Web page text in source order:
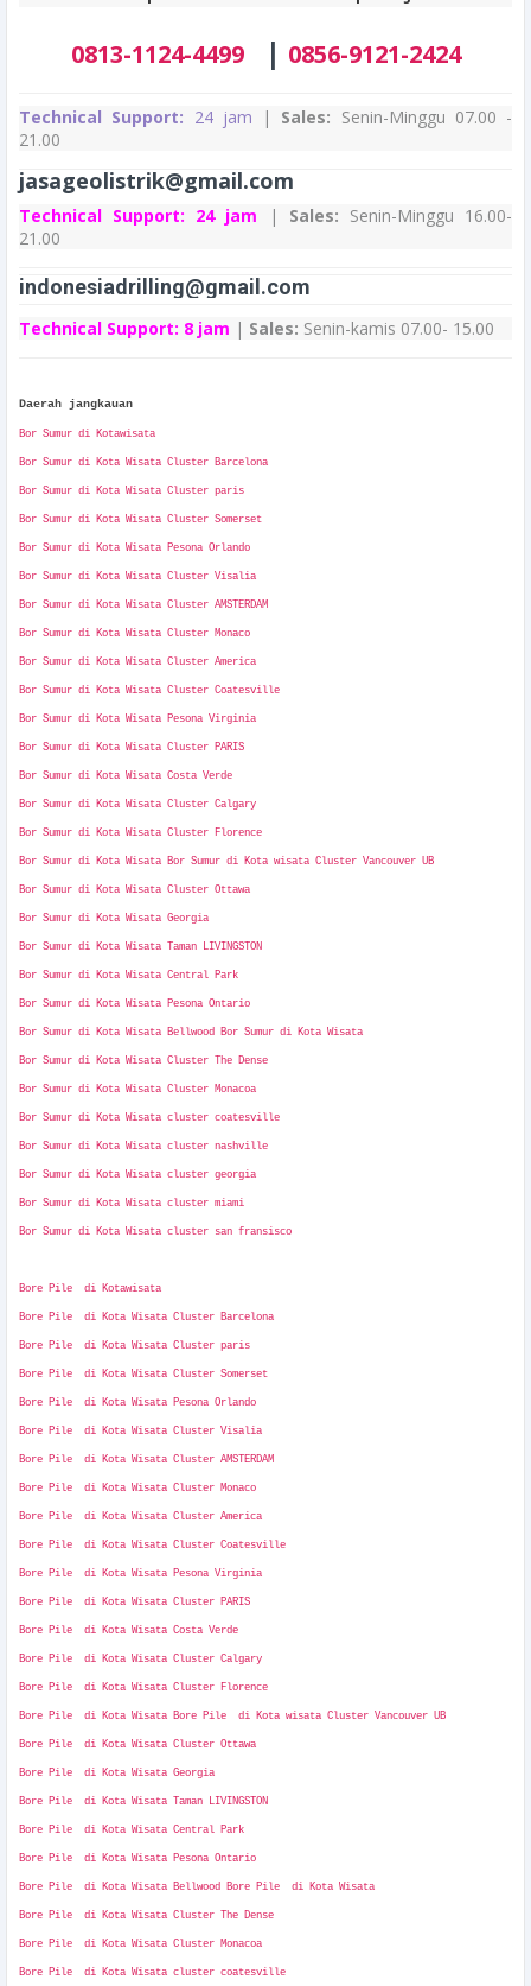
0813-1124-4499| 0856-9121-2424
Technical Support: 24 jam | Sales: Senin-Minggu 07.00 -
21.00
jasageolistrik@gmail.com
Technical Support: 24 jam | Sales: Senin-Minggu 16.00-
21.00
indonesiadrilling@gmail.com
Technical Support: 8 jam | Sales: Senin-kamis 07.00- 15.00
Daerah jangkauan
Bor Sumur di Kotawisata
Bor Sumur di Kota Wisata Cluster Barcelona
Bor Sumur di Kota Wisata Cluster paris
Bor Sumur di Kota Wisata Cluster Somerset
Bor Sumur di Kota Wisata Pesona Orlando
Bor Sumur di Kota Wisata Cluster Visalia
Bor Sumur di Kota Wisata Cluster AMSTERDAM
Bor Sumur di Kota Wisata Cluster Monaco
Bor Sumur di Kota Wisata Cluster America
Bor Sumur di Kota Wisata Cluster Coatesville
Bor Sumur di Kota Wisata Pesona Virginia
Bor Sumur di Kota Wisata Cluster PARIS
Bor Sumur di Kota Wisata Costa Verde
Bor Sumur di Kota Wisata Cluster Calgary
Bor Sumur di Kota Wisata Cluster Florence
Bor Sumur di Kota Wisata Bor Sumur di Kota wisata Cluster Vancouver UB
Bor Sumur di Kota Wisata Cluster Ottawa
Bor Sumur di Kota Wisata Georgia
Bor Sumur di Kota Wisata Taman LIVINGSTON
Bor Sumur di Kota Wisata Central Park
Bor Sumur di Kota Wisata Pesona Ontario
Bor Sumur di Kota Wisata Bellwood Bor Sumur di Kota Wisata
Bor Sumur di Kota Wisata Cluster The Dense
Bor Sumur di Kota Wisata Cluster Monacoa
Bor Sumur di Kota Wisata cluster coatesville
Bor Sumur di Kota Wisata cluster nashville
Bor Sumur di Kota Wisata cluster georgia
Bor Sumur di Kota Wisata cluster miami
Bor Sumur di Kota Wisata cluster san fransisco
Bore Pile di Kotawisata
Bore Pile di Kota Wisata Cluster Barcelona
Bore Pile di Kota Wisata Cluster paris
Bore Pile di Kota Wisata Cluster Somerset
Bore Pile di Kota Wisata Pesona Orlando
Bore Pile di Kota Wisata Cluster Visalia
Bore Pile di Kota Wisata Cluster AMSTERDAM
Bore Pile di Kota Wisata Cluster Monaco
Bore Pile di Kota Wisata Cluster America
Bore Pile di Kota Wisata Cluster Coatesville
Bore Pile di Kota Wisata Pesona Virginia
Bore Pile di Kota Wisata Cluster PARIS
Bore Pile di Kota Wisata Costa Verde
Bore Pile di Kota Wisata Cluster Calgary
Bore Pile di Kota Wisata Cluster Florence
Bore Pile di Kota Wisata Bore Pile di Kota wisata Cluster Vancouver UB
Bore Pile di Kota Wisata Cluster Ottawa
Bore Pile di Kota Wisata Georgia
Bore Pile di Kota Wisata Taman LIVINGSTON
Bore Pile di Kota Wisata Central Park
Bore Pile di Kota Wisata Pesona Ontario
Bore Pile di Kota Wisata Bellwood Bore Pile di Kota Wisata
Bore Pile di Kota Wisata Cluster The Dense
Bore Pile di Kota Wisata Cluster Monacoa
Bore Pile di Kota Wisata cluster coatesville